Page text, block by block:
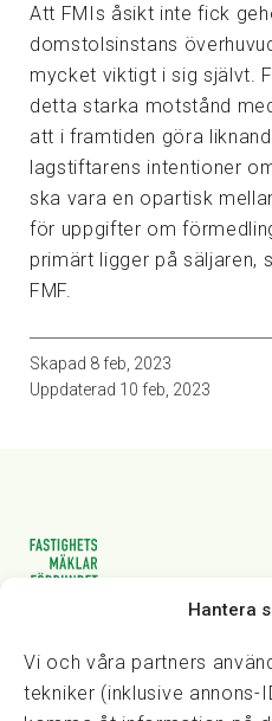
Hantera
Vi och våra partners
tekniker (inklusive annons-
Att FMIs åsikt inte fick
domstolsinstans
mycket viktigt i sig självt.
detta starka motstånd
att i framtiden göra
lagstiftarens intentioner
ska vara en opartisk
för uppgifter om
primärt ligger på säljaren,
FMF.
Skapad 8 feb, 2023
Uppdaterad 10 feb, 2023
Vasagatan 28, 111 20
kansli@fmf.se